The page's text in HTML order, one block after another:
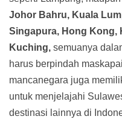
Johor Bahru, Kuala
Singapura, Hong Kong,
Kuching, semuanya
harus berpindah
mancanegara juga
untuk menjelajahi
destinasi lainnya di